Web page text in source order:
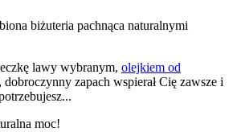
biżuteria pachnąca naturalnymi
lawy wybranym, olejkiem od
zapach wspierał Cię zawsze i
moc!